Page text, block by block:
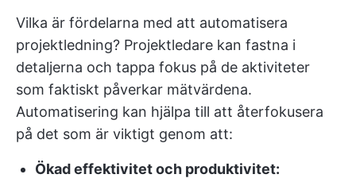
Vilka är fördelarna med att automatisera
projektledning? Projektledare kan fastna i
detaljerna och tappa fokus på de aktiviteter
som faktiskt påverkar mätvärdena.
Automatisering kan hjälpa till att återfokusera
på det som är viktigt genom att:
Ökad effektivitet och produktivitet: